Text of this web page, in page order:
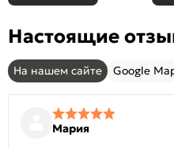
Настоящие
На нашем сайте Google
Мария